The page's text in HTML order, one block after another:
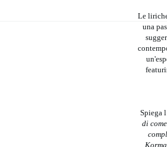
Le
una
Spiega
di